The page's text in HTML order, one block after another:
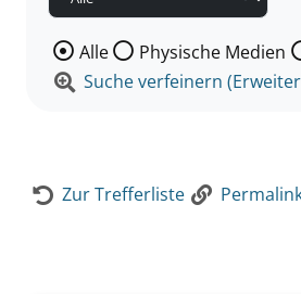
Wählen Sie die Medienart
Alle Physische Medien
Suche verfeinern
Zur Trefferliste